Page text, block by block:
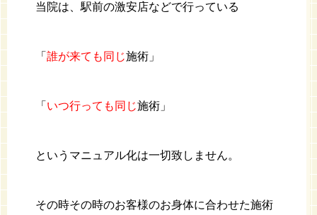
当院は、駅前の激安店などで行っている
「 誰が来ても同じ施術」
「 いつ行っても同じ施術」
というマニュアル化は一切致しません。
その時その時のお客様のお身体に合わせた施術